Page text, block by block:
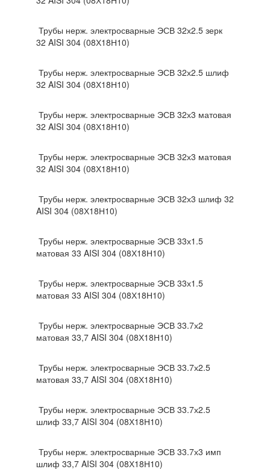
Трубы нерж. электросварные ЭСВ 32х2.5 зерк
32 AISI 304 (08Х18Н10)
Трубы нерж. электросварные ЭСВ 32х2.5 шлиф
32 AISI 304 (08Х18Н10)
Трубы нерж. электросварные ЭСВ 32х3 матовая
32 AISI 304 (08Х18Н10)
Трубы нерж. электросварные ЭСВ 32х3 матовая
32 AISI 304 (08Х18Н10)
Трубы нерж. электросварные ЭСВ 32х3 шлиф 32
AISI 304 (08Х18Н10)
Трубы нерж. электросварные ЭСВ 33х1.5
матовая 33 AISI 304 (08Х18Н10)
Трубы нерж. электросварные ЭСВ 33х1.5
матовая 33 AISI 304 (08Х18Н10)
Трубы нерж. электросварные ЭСВ 33.7х2
матовая 33,7 AISI 304 (08Х18Н10)
Трубы нерж. электросварные ЭСВ 33.7х2.5
матовая 33,7 AISI 304 (08Х18Н10)
Трубы нерж. электросварные ЭСВ 33.7х2.5
шлиф 33,7 AISI 304 (08Х18Н10)
Трубы нерж. электросварные ЭСВ 33.7х3 имп
шлиф 33,7 AISI 304 (08Х18Н10)